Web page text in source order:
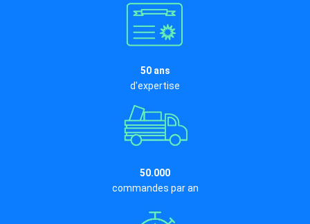
50 ans
d'expertise
50.000
commandes par an